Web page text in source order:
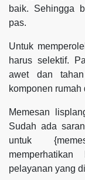
baik. Sehingga
pas.
Untuk
harus selektif.
awet dan
komponen
Memesan
Sudah ada
untuk
pelayanan yang